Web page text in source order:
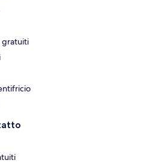
gratuiti